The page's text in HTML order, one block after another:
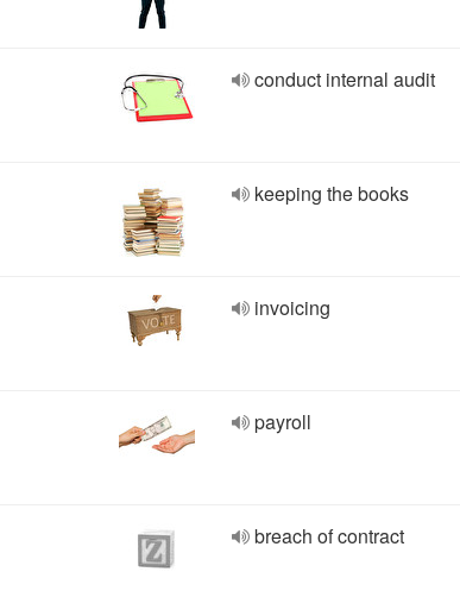
conduct internal audit
keeping the books
invoicing
payroll
breach of contract